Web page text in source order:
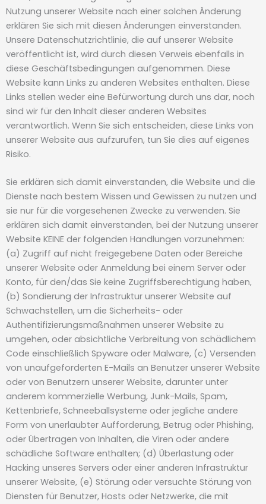
Nutzung unserer Website nach einer solchen Änderung
erklären Sie sich mit diesen Änderungen einverstanden.
Unsere Datenschutzrichtlinie, die auf unserer Website
veröffentlicht ist, wird durch diesen Verweis ebenfalls in
diese Geschäftsbedingungen aufgenommen. Diese
Website kann Links zu anderen Websites enthalten. Diese
Links stellen weder eine Befürwortung durch uns dar, noch
sind wir für den Inhalt dieser anderen Websites
verantwortlich. Wenn Sie sich entscheiden, diese Links von
unserer Website aus aufzurufen, tun Sie dies auf eigenes
Risiko.
Sie erklären sich damit einverstanden, die Website und die
Dienste nach bestem Wissen und Gewissen zu nutzen und
sie nur für die vorgesehenen Zwecke zu verwenden. Sie
erklären sich damit einverstanden, bei der Nutzung unserer
Website KEINE der folgenden Handlungen vorzunehmen:
(a) Zugriff auf nicht freigegebene Daten oder Bereiche
unserer Website oder Anmeldung bei einem Server oder
Konto, für den/das Sie keine Zugriffsberechtigung haben,
(b) Sondierung der Infrastruktur unserer Website auf
Schwachstellen, um die Sicherheits- oder
Authentifizierungsmaßnahmen unserer Website zu
umgehen, oder absichtliche Verbreitung von schädlichem
Code einschließlich Spyware oder Malware, (c) Versenden
von unaufgeforderten E-Mails an Benutzer unserer Website
oder von Benutzern unserer Website, darunter unter
anderem kommerzielle Werbung, Junk-Mails, Spam,
Kettenbriefe, Schneeballsysteme oder jegliche andere
Form von unerlaubter Aufforderung, Betrug oder Phishing,
oder Übertragen von Inhalten, die Viren oder andere
schädliche Software enthalten; (d) Überlastung oder
Hacking unseres Servers oder einer anderen Infrastruktur
unserer Website, (e) Störung oder versuchte Störung von
Diensten für Benutzer, Hosts oder Netzwerke, die mit